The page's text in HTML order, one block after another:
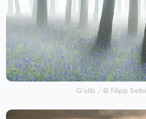
G'olib / © Filipp Selbi